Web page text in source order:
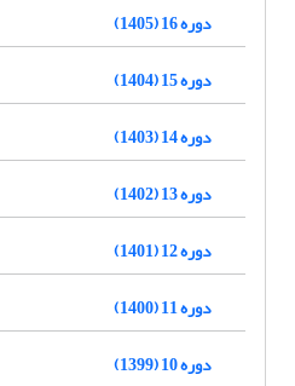
دوره 16 (1405)
دوره 15 (1404)
دوره 14 (1403)
دوره 13 (1402)
دوره 12 (1401)
دوره 11 (1400)
دوره 10 (1399)